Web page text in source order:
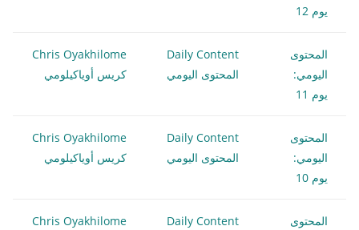
يوم 12
المحتوى
اليومي:
يوم 11
Daily Content
المحتوى اليومي
Chris Oyakhilome
كريس أوياكيلومي
المحتوى
اليومي:
يوم 10
Daily Content
المحتوى اليومي
Chris Oyakhilome
كريس أوياكيلومي
المحتوى
Daily Content
Chris Oyakhilome